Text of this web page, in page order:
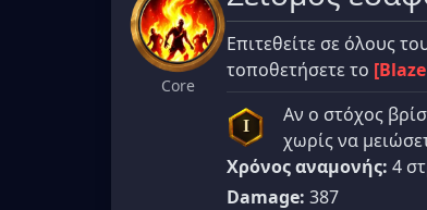
Core
Επιτεθείτε σε όλους
τοποθετήσετε το
I Αν ο στόχος
χωρίς να
Χρόνος αναμονής: 4
Damage: 387